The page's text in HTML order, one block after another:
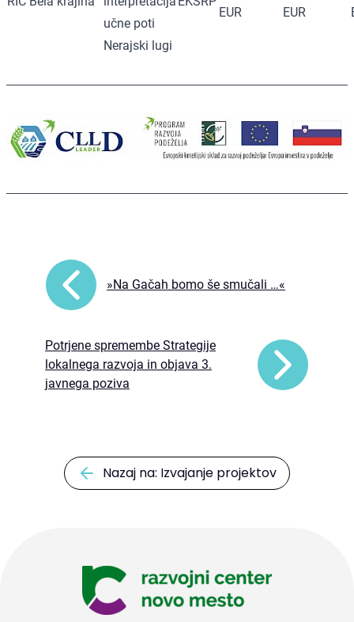
učne poti
Nerajski lugi
EUR EUR
»Na Gačah bomo še smučali …«
Potrjene spremembe Strategije
lokalnega razvoja in objava 3.
javnega poziva
Nazaj na: Izvajanje projektov